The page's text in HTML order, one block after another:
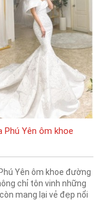
Phú Yên ôm khoe
Yên ôm khoe đường
chỉ tôn vinh những
mang lại vẻ đẹp nổi